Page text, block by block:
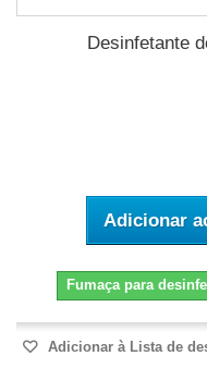
Desinfetante
Adicionar
Fumaça para
Adicionar à Lista de